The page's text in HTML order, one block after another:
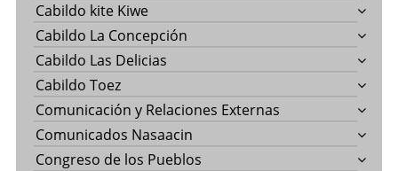
Cabildo kite Kiwe
Cabildo La Concepción
Cabildo Las Delicias
Cabildo Toez
Comunicación y Relaciones Externas
Comunicados Nasaacin
Congreso de los Pueblos